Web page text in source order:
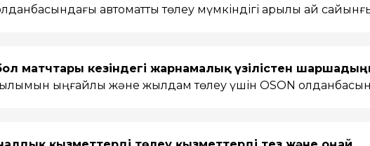
автоматты төлеу мүмкіндігі арқылы ай
матчтары кезіндегі жарнамалық үзілістен
ыңғайлы және жылдам төлеу үшін OSON